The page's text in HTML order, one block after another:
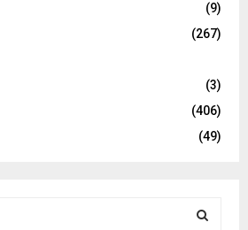
(9)
(267)
(3)
(406)
(49)